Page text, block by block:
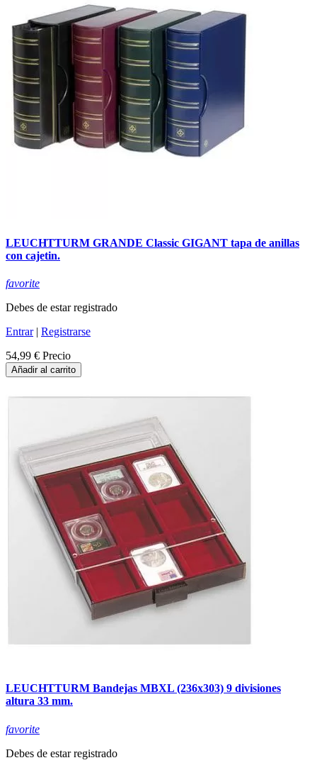
LEUCHTTURM GRANDE Classic GIGANT tapa de anillas
con cajetin.
favorite
Debes de estar registrado
Entrar| Registrarse
54,99 € Precio
Añadir al carrito
LEUCHTTURM Bandejas MBXL (236x303) 9 divisiones
altura 33 mm.
favorite
Debes de estar registrado